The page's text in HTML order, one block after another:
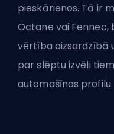
pieskārienos. Tā ir
Octane vai
vērtība aizsardzībā
par slēptu izvēli
automašīnas profilu.